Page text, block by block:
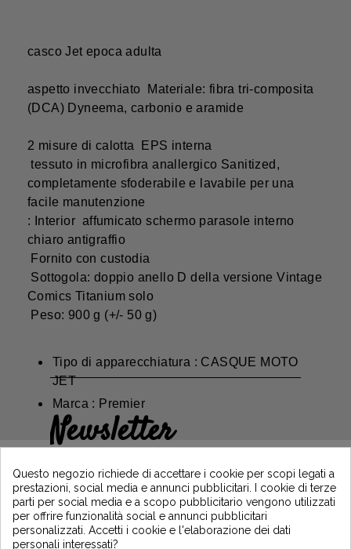
casco Jet epoca adulta
aspetto invecchiato Materiale: fibra tri-composita
(DCA) Dyneema, carbonio e aramide
2 misure di calotta EPS interna
tessuto in microfibra anallergico Sanitized,
completamente sfoderabile e lavabile per una
facile manutenzione
: Interior affumicato schermo parasole interno
chiaro antigraffio
Fornito con custodia
Sottogola: doppio anello D della versione Vintage
Comics Titanium solo
Peso: 900 g (+/- 50 g)
Tipo di apparecchiatura : CASQUE MOTO
JET
Marca : Premier
Newsletter
iscrivendoti e resta informato sulle ultime
notizie di Vintage Motors
*Dès 99€ d'achat. En vous abonnant à notre newsletter, vous reconnaissez avoir pris
Questo negozio richiede di accettare i cookie per scopi legati a
prestazioni, social media e annunci pubblicitari. I cookie di terze
parti per social media e a scopo pubblicitario vengono utilizzati
per offrire funzionalità social e annunci pubblicitari
personalizzati. Accetti i cookie e l'elaborazione dei dati
personali interessati?